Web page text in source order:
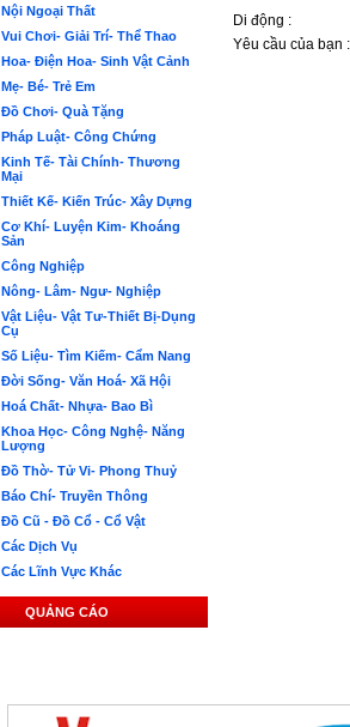
Nội Ngoại Thất
Vui Chơi- Giải Trí- Thể Thao
Hoa- Điện Hoa- Sinh Vật Cảnh
Mẹ- Bé- Trẻ Em
Đồ Chơi- Quà Tặng
Pháp Luật- Công Chứng
Kinh Tế- Tài Chính- Thương
Mại
Thiết Kế- Kiến Trúc- Xây Dựng
Cơ Khí- Luyện Kim- Khoáng
Sản
Công Nghiệp
Nông- Lâm- Ngư- Nghiệp
Vật Liệu- Vật Tư-Thiết Bị-Dụng
Cụ
Số Liệu- Tìm Kiếm- Cẩm Nang
Đời Sống- Văn Hoá- Xã Hội
Hoá Chất- Nhựa- Bao Bì
Khoa Học- Công Nghệ- Năng
Lượng
Đồ Thờ- Tử Vi- Phong Thuỷ
Báo Chí- Truyền Thông
Đồ Cũ - Đồ Cổ - Cổ Vật
Các Dịch Vụ
Các Lĩnh Vực Khác
QUẢNG CÁO
Di động :
Yêu cầu của bạn :